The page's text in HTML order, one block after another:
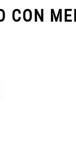
CON